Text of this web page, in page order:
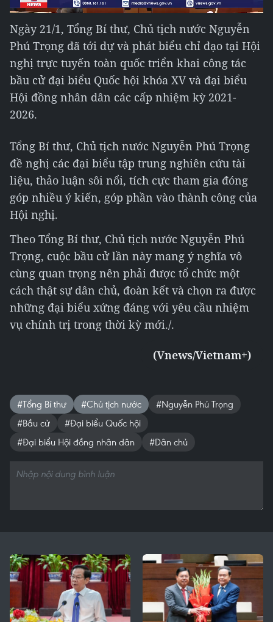
Ngày 21/1, Tổng Bí thư, Chủ tịch nước Nguyễn
Phú Trọng đã tới dự và phát biểu chỉ đạo tại Hội
nghị trực tuyến toàn quốc triển khai công tác
bầu cử đại biểu Quốc hội khóa XV và đại biểu
Hội đồng nhân dân các cấp nhiệm kỳ 2021-
2026.
Tổng Bí thư, Chủ tịch nước Nguyễn Phú Trọng
đề nghị các đại biểu tập trung nghiên cứu tài
liệu, thảo luận sôi nổi, tích cực tham gia đóng
góp nhiều ý kiến, góp phần vào thành công của
Hội nghị.
Theo Tổng Bí thư, Chủ tịch nước Nguyễn Phú
Trọng, cuộc bầu cử lần này mang ý nghĩa vô
cùng quan trọng nên phải được tổ chức một
cách thật sự dân chủ, đoàn kết và chọn ra được
những đại biểu xứng đáng với yêu cầu nhiệm
vụ chính trị trong thời kỳ mới./.
(Vnews/Vietnam+)
#Tổng Bí thư #Chủ tịch nước
#Nguyễn Phú Trọng
#Bầu cử
#Đại biểu Quốc hội
#Đại biểu Hội đồng nhân dân
#Dân chủ